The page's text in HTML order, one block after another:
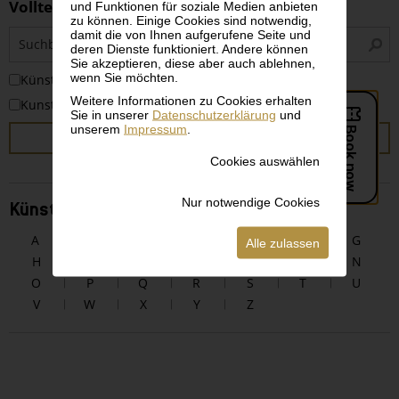
und Funktionen für soziale Medien anbieten
zu können. Einige Cookies sind notwendig,
damit die von Ihnen aufgerufene Seite und
deren Dienste funktioniert. Andere können
Sie akzeptieren, diese aber auch ablehnen,
wenn Sie möchten.
Weitere Informationen zu Cookies erhalten
Sie in unserer Datenschutzerklärung und
unserem Impressum
Cookies auswählen
Nur notwendige Cookies
Alle zulassen
Volltextsuche
KünstlerInnen
Kunstwerke
SUCHEN
KünstlerInnen alphabetisch
A E F
G
H
L M
N
O
P Q R S T
U
V
W X Y Z